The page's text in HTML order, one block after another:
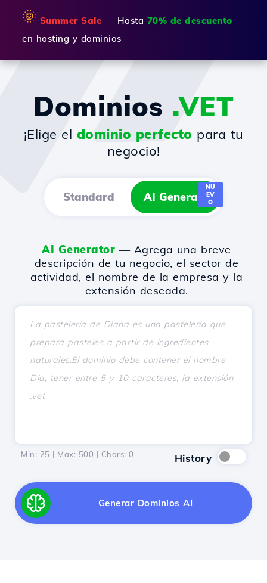
🌞 Summer Sale — Hasta 70% de descuento
en hosting y dominios
Dominios .VET
¡Elige el dominio perfecto para tu
negocio!
Standard AI Generator
NU
EV
O
AI Generator — Agrega una breve
descripción de tu negocio, el sector de
actividad, el nombre de la empresa y la
extensión deseada.
Min: 25 | Max: 500 | Chars: 0 History
Generar Dominios AI